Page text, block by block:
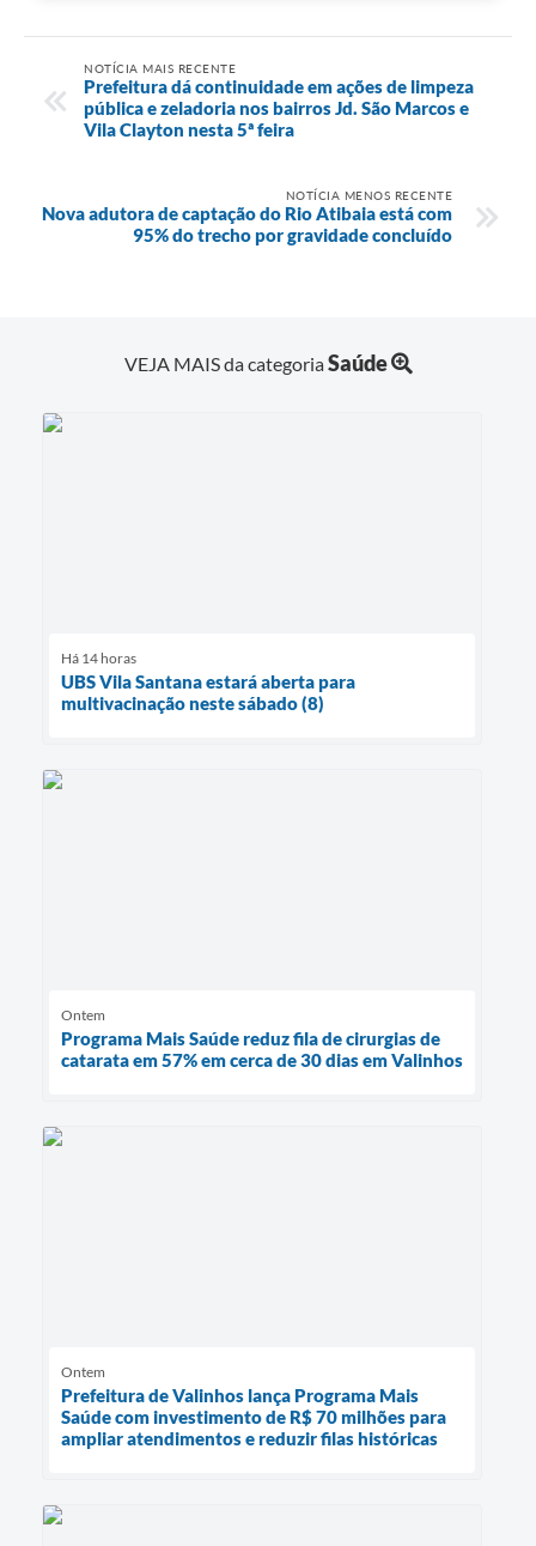
NOTÍCIA MAIS RECENTE
Prefeitura dá continuidade em ações de limpeza
pública e zeladoria nos bairros Jd. São Marcos e
Vila Clayton nesta 5ª feira
NOTÍCIA MENOS RECENTE
Nova adutora de captação do Rio Atibaia está com
95% do trecho por gravidade concluído
VEJA MAIS da categoriaSaúde
Há 14 horas
UBS Vila Santana estará aberta para
multivacinação neste sábado (8)
Ontem
Programa Mais Saúde reduz fila de cirurgias de
catarata em 57% em cerca de 30 dias em Valinhos
Ontem
Prefeitura de Valinhos lança Programa Mais
Saúde com investimento de R$ 70 milhões para
ampliar atendimentos e reduzir filas históricas